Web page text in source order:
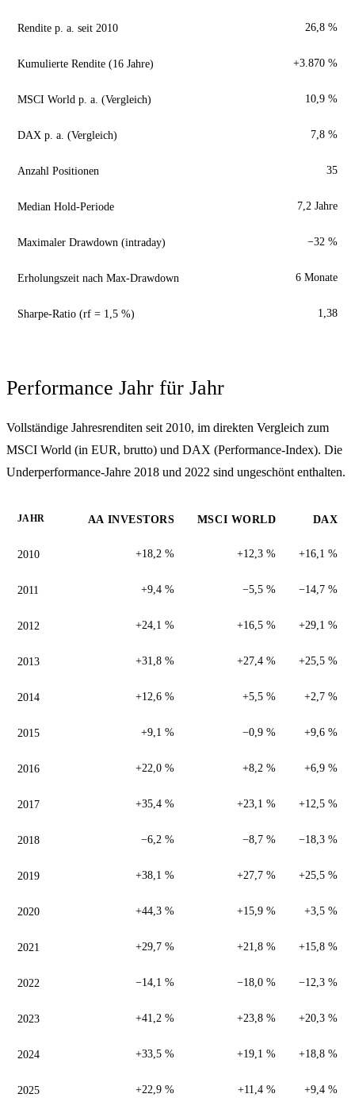
Rendite p. a. seit 2010 26,8 %
Kumulierte Rendite (16 Jahre) +3.870 %
MSCI World p. a. (Vergleich) 10,9 %
DAX p. a. (Vergleich) 7,8 %
Anzahl Positionen 35
Median Hold-Periode 7,2 Jahre
Maximaler Drawdown (intraday) −32 %
Erholungszeit nach Max-Drawdown 6 Monate
Sharpe-Ratio (rf = 1,5 %) 1,38
Performance Jahr für Jahr
Vollständige Jahresrenditen seit 2010, im direkten Vergleich zum
MSCI World (in EUR, brutto) und DAX (Performance-Index). Die
Underperformance-Jahre 2018 und 2022 sind ungeschönt enthalten.
JAHR AA INVESTORS MSCI WORLD DAX
2010 +18,2 % +12,3 % +16,1 %
2011 +9,4 % −5,5 % −14,7 %
2012 +24,1 % +16,5 % +29,1 %
2013 +31,8 % +27,4 % +25,5 %
2014 +12,6 % +5,5 % +2,7 %
2015 +9,1 % −0,9 % +9,6 %
2016 +22,0 % +8,2 % +6,9 %
2017 +35,4 % +23,1 % +12,5 %
2018 −6,2 % −8,7 % −18,3 %
2019 +38,1 % +27,7 % +25,5 %
2020 +44,3 % +15,9 % +3,5 %
2021 +29,7 % +21,8 % +15,8 %
2022 −14,1 % −18,0 % −12,3 %
2023 +41,2 % +23,8 % +20,3 %
2024 +33,5 % +19,1 % +18,8 %
2025 +22,9 % +11,4 % +9,4 %